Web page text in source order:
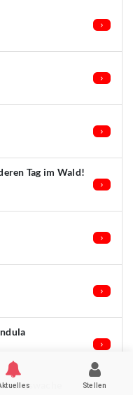
Tag im Wald!
Stellen